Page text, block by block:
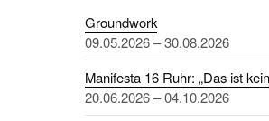
Groundwork
09.05.2026 – 30.08.2026
Manifesta 16 Ruhr: „Das ist
20.06.2026 – 04.10.2026